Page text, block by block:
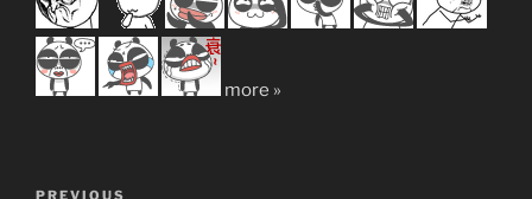
more »
PREVIOUS